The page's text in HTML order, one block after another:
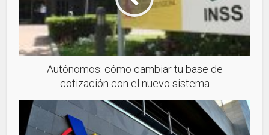
Autónomos: cómo cambiar tu base de
cotización con el nuevo sistema